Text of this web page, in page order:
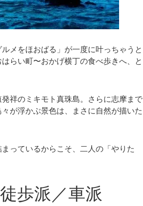
メをほおばる」が一度に叶っちゃうと
らい町〜おかげ横丁の食べ歩きへ、と
祥のミキモト真珠島。さらに志摩まで
が浮かぶ景色は、まさに自然が描いた
っているからこそ、二人の「やりた
歩派／車派